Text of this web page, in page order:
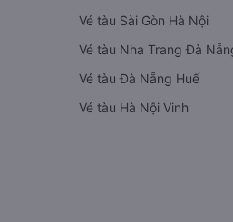
Vé tàu Sài Gòn Hà Nội
Vé tàu Nha Trang Đà
Vé tàu Đà Nẵng Huế
Vé tàu Hà Nội Vinh